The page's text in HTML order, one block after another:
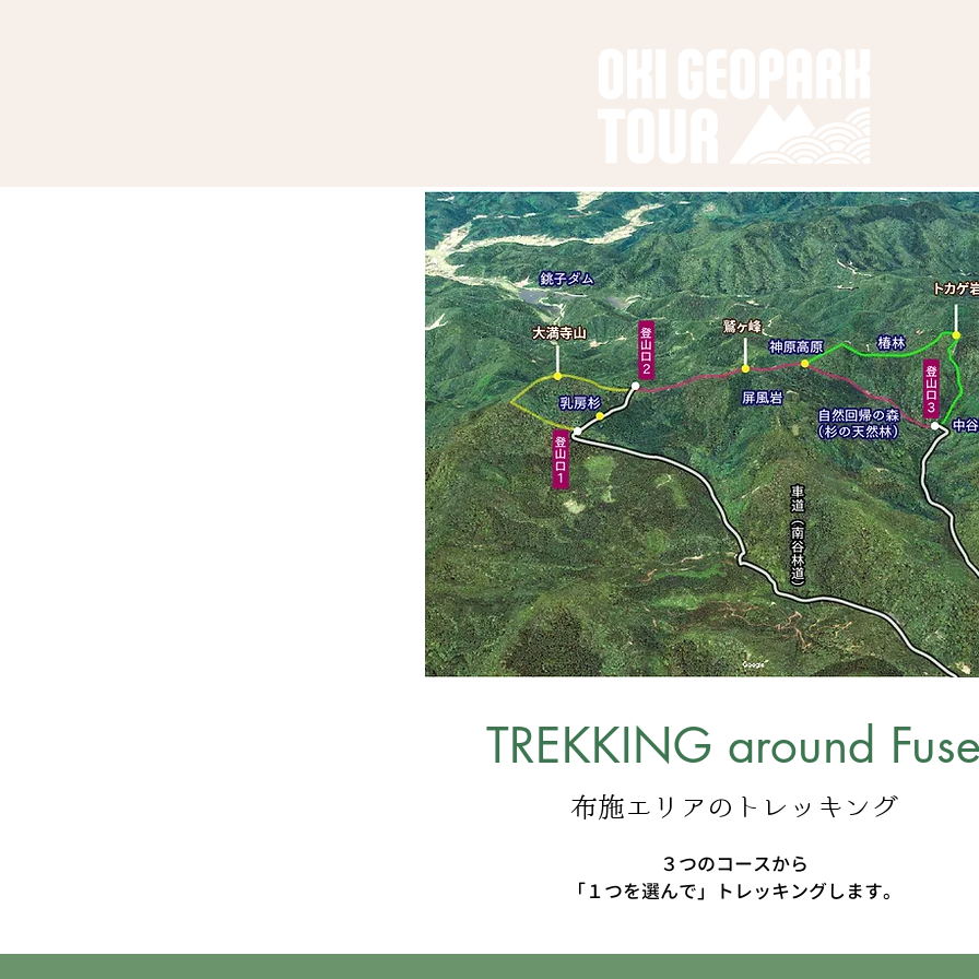
TREKKING around
布施エリアのトレッキング
３つのコースから
「１つを選んで」トレッキングします。